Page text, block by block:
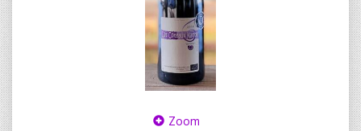
Zoom